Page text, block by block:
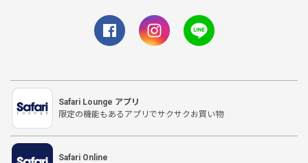
Safari Lounge アプリ
限定の機能もあるアプリでサクサクお買い物
Safari Online